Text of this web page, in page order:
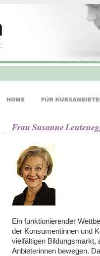
Frau Susanne
Ein funktionierender
der Konsumentinnen und
vielfältigen Bildungsmarkt,
Anbieterinnen bewegen.